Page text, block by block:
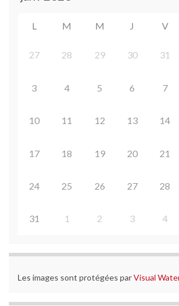
L M M J V
27 28 29 30 31
3 4 5 6 7
10 11 12 13 14
17 18 19 20 21
24 25 26 27 28
31 1 2 3 4
Les images sont protégées parVisual